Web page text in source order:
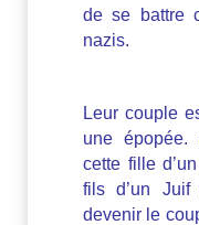
de se battre
nazis.
Leur couple
une épopée.
cette fille
fils d’un Juif
devenir le